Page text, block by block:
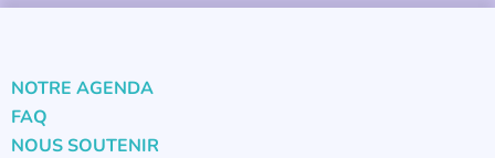
NOTRE AGENDA
FAQ
NOUS SOUTENIR